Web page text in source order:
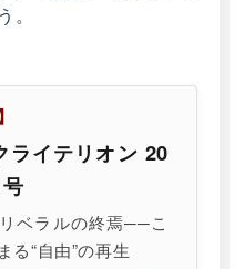
ライテリオン 20
リベラルの終焉──こ
る“自由”の再生